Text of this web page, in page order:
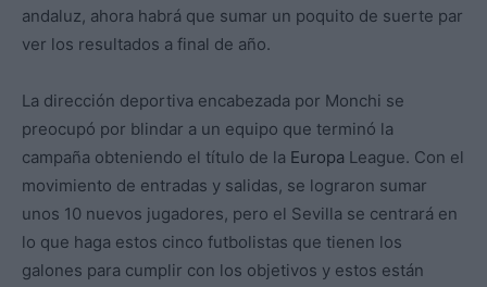
andaluz, ahora habrá que sumar un poquito de suerte par
ver los resultados a final de año.
La dirección deportiva encabezada por Monchi se
preocupó por blindar a un equipo que terminó la
campaña obteniendo el título de la Europa League. Con el
movimiento de entradas y salidas, se lograron sumar
unos 10 nuevos jugadores, pero el Sevilla se centrará en
lo que haga estos cinco futbolistas que tienen los
galones para cumplir con los objetivos y estos están